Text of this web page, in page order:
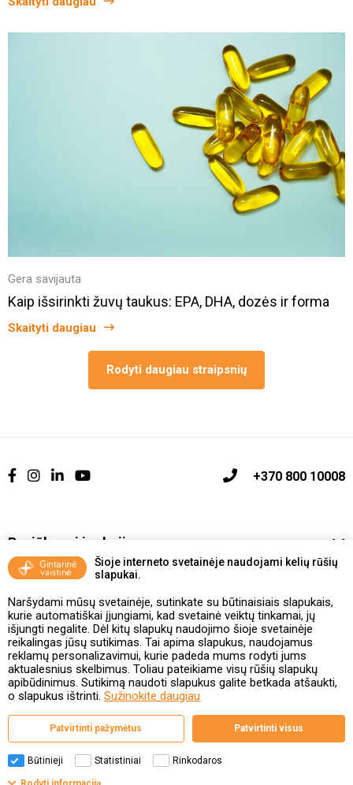
Šioje interneto svetainėje naudojami kelių rūšių
slapukai.
Naršydami mūsų svetainėje, sutinkate su būtinaisiais slapukais,
kurie automatiškai įjungiami, kad svetainė veiktų tinkamai, jų
išjungti negalite. Dėl kitų slapukų naudojimo šioje svetainėje
reikalingas jūsų sutikimas. Tai apima slapukus, naudojamus
reklamų personalizavimui, kurie padeda mums rodyti jums
aktualesnius skelbimus. Toliau pateikiame visų rūšių slapukų
apibūdinimus. Sutikimą naudoti slapukus galite betkada atšaukti,
o slapukus ištrinti. Sužinokite daugiau
Patvirtinti pažymėtus Patvirtinti visus
Būtinieji Statistiniai Rinkodaros
Gera savijauta
Kaip išsirinkti žuvų taukus: EPA, DHA, dozės ir forma
Skaityti daugiau
Rodyti daugiau straipsnių
+370 800 10008
Pasiūlymai ir akcijos
Vakcinavimo tvarka ir taisyklės
Kontaktai ir Karjera
Taisyklės ir politika
Valstybinė vaistų kontrolės tarnyba
prie Lietuvos Respublikos sveikatos apsaugos ministerijos
Studentų g. 45A, 08107 Vilnius | +370 5 263 9264
www.vvkt.lt | vvkt@vvkt.lt